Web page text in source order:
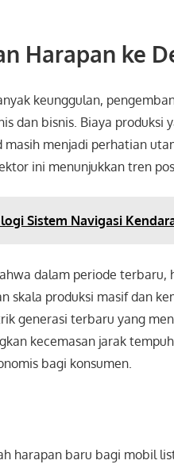
Harapan ke
keunggulan,
dan bisnis. Biaya produksi
menjadi perhatian
ini menunjukkan tren
Sistem Navigasi
dalam periode
skala produksi masif dan
generasi terbaru yang
kecemasan jarak
bagi konsumen.
harapan baru bagi mobil